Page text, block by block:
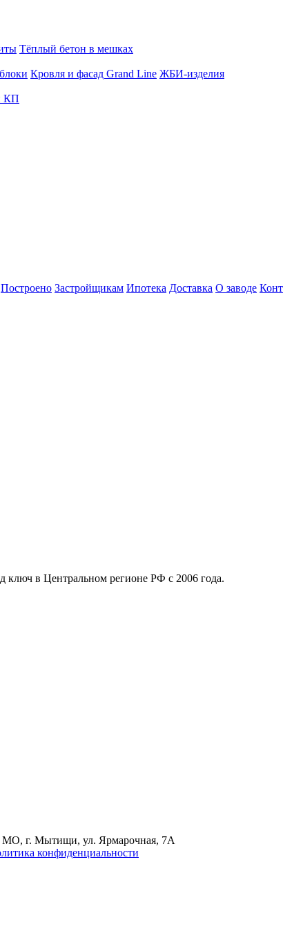
Тёплый бетон в мешках
Кровля и фасад Grand Line ЖБИ-изделия
КП
Построено Застройщикам Ипотека Доставка О заводе
ключ в Центральном регионе РФ с 2006 года.
МО, г. Мытищи, ул. Ярмарочная, 7А
конфиденциальности